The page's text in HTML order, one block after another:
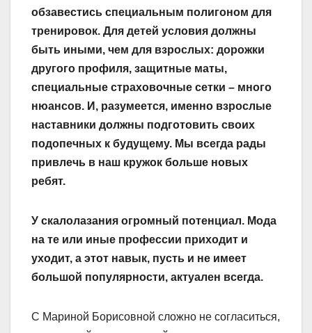
обзавестись специальным полигоном для
тренировок. Для детей условия должны
быть иными, чем для взрослых: дорожки
другого профиля, защитные маты,
специальные страховочные сетки – много
нюансов. И, разумеется, именно взрослые
наставники должны подготовить своих
подопечных к будущему. Мы всегда рады
привлечь в наш кружок больше новых
ребят.
У скалолазания огромный потенциал. Мода
на те или иные профессии приходит и
уходит, а этот навык, пусть и не имеет
большой популярности, актуален всегда.
С Мариной Борисовной сложно не согласиться,